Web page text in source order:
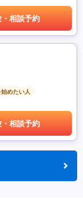
・相談予約
めたい人
・相談予約